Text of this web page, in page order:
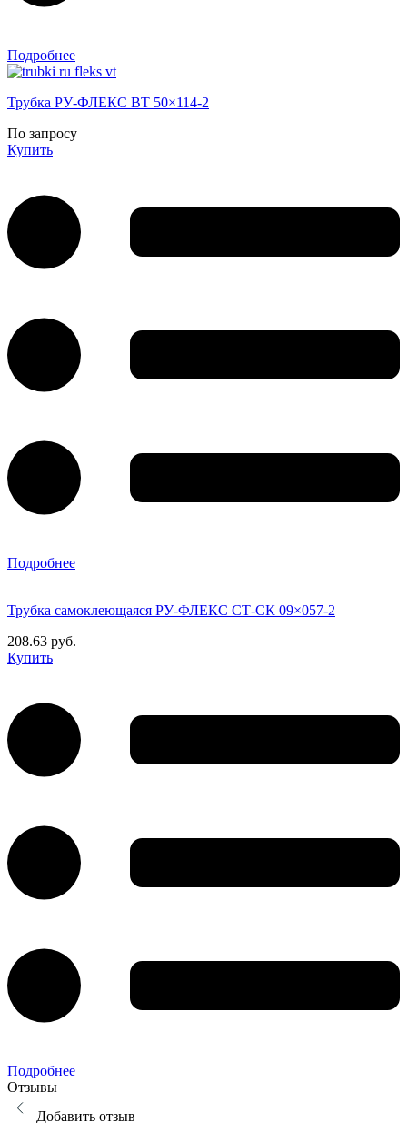
Подробнее
Трубка РУ-ФЛЕКС ВТ 50×114-2
По запросу
Купить
Подробнее
Трубка самоклеющаяся РУ-ФЛЕКС СТ-СК 09×057-2
208.63 руб.
Купить
Подробнее
Отзывы
Добавить отзыв